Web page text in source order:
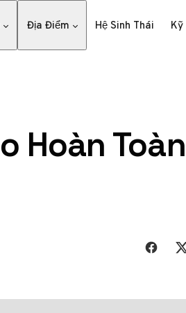
Địa Điểm Hệ Sinh Thái Kỹ
Hoàn
Share